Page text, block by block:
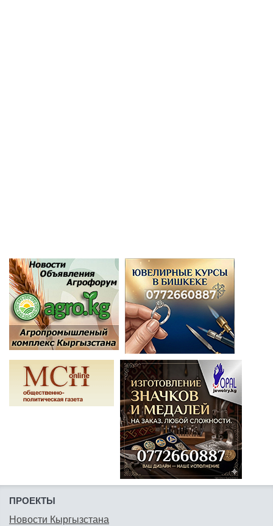
ПРОЕКТЫ
Новости Кыргызстана